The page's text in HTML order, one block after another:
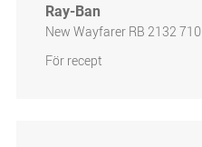
Ray-Ban
New Wayfarer RB 2132 710
För recept